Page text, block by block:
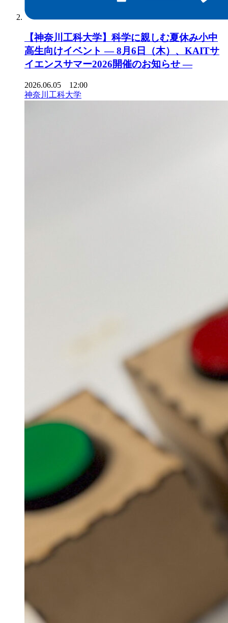
【神奈川工科大学】科学に親しむ夏休み小中
高生向けイベント ― 8月6日（木）、KAITサ
イエンスサマー2026開催のお知らせ ―
2026.06.05 12:00
神奈川工科大学